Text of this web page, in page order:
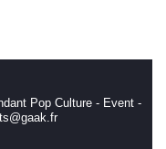
Pop Culture - Event -